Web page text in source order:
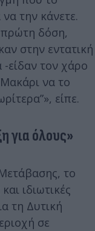
την κάνετε.
πρώτη δόση,
στην εντατική
-είδαν τον χάρο
να το
είπε.
για όλους»
το
ιδιωτικές
τη Δυτική
σε